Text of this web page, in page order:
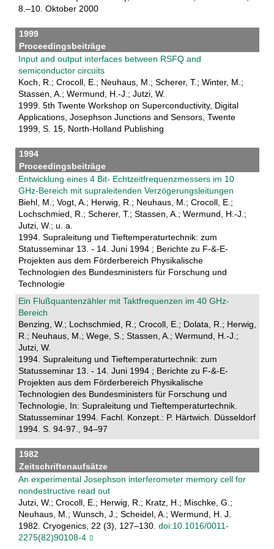
8.–10. Oktober 2000
1999
Proceedingsbeiträge
Input and output interfaces between RSFQ and
semiconductor circuits
Koch, R.; Crocoll, E.; Neuhaus, M.; Scherer, T.; Winter, M.;
Stassen, A.; Wermund, H.-J.; Jutzi, W.
1999. 5th Twente Workshop on Superconductivity, Digital
Applications, Josephson Junctions and Sensors, Twente
1999, S. 15, North-Holland Publishing
1994
Proceedingsbeiträge
Entwicklung eines 4 Bit- Echtzeitfrequenzmessers im 10
GHz-Bereich mit supraleitenden Verzögerungsleitungen
Biehl, M.; Vogt, A.; Herwig, R.; Neuhaus, M.; Crocoll, E.;
Lochschmied, R.; Scherer, T.; Stassen, A.; Wermund, H.-J.;
Jutzi, W.; u. a.
1994. Supraleitung und Tieftemperaturtechnik: zum
Statusseminar 13. - 14. Juni 1994 ; Berichte zu F-&-E-
Projekten aus dem Förderbereich Physikalische
Technologien des Bundesministers für Forschung und
Technologie
Ein Flußquantenzähler mit Taktfrequenzen im 40 GHz-
Bereich
Benzing, W.; Lochschmied, R.; Crocoll, E.; Dolata, R.; Herwig,
R.; Neuhaus, M.; Wege, S.; Stassen, A.; Wermund, H.-J.;
Jutzi, W.
1994. Supraleitung und Tieftemperaturtechnik: zum
Statusseminar 13. - 14. Juni 1994 ; Berichte zu F-&-E-
Projekten aus dem Förderbereich Physikalische
Technologien des Bundesministers für Forschung und
Technologie, In: Supraleitung und Tieftemperaturtechnik.
Statusseminar 1994. Fachl. Konzept.: P. Härtwich. Düsseldorf
1994. S. 94-97., 94–97
1982
Zeitschriftenaufsätze
An experimental Josephson interferometer memory cell for
nondestructive read out
Jutzi, W.; Crocoll, E.; Herwig, R.; Kratz, H.; Mischke, G.;
Neuhaus, M.; Wunsch, J.; Scheidel, A.; Wermund, H. J.
1982. Cryogenics, 22 (3), 127–130. doi:10.1016/0011-
2275(82)90108-4